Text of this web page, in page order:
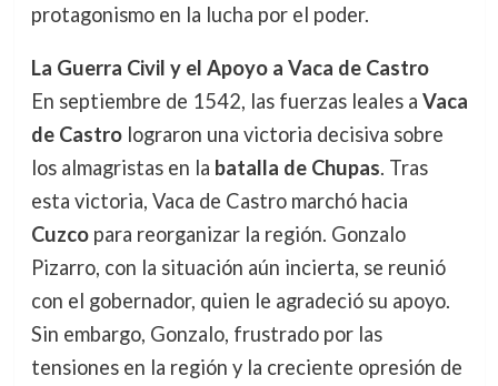
protagonismo en la lucha por el poder.
La Guerra Civil y el Apoyo a Vaca de Castro
En septiembre de 1542, las fuerzas leales a Vaca
de Castrolograron una victoria decisiva sobre
los almagristas en la batalla de Chupas. Tras
esta victoria, Vaca de Castro marchó hacia
Cuzcopara reorganizar la región. Gonzalo
Pizarro, con la situación aún incierta, se reunió
con el gobernador, quien le agradeció su apoyo.
Sin embargo, Gonzalo, frustrado por las
tensiones en la región y la creciente opresión de